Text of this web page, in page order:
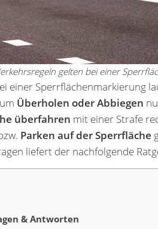
gelten bei einer
einer Sperrflächenmarkierung
Überholen oder Abbiegen
überfahren mit einer Strafe
Parken auf der Sperrfläche
liefert der nachfolgende
& Antworten